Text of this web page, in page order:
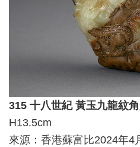
315 十八世紀 黃玉九龍紋
H13.5cm
來源：香港蘇富比2024年4